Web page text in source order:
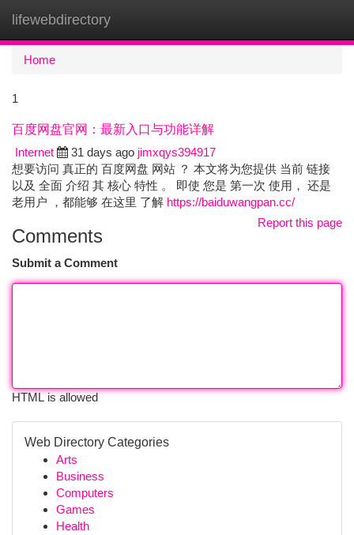
lifewebdirectory
Home
1
百度网盘官网：最新入口与功能详解
Internet
31 days ago jimxqys394917
想要访问 真正的 百度网盘 网站 ？ 本文将为您提供 当前 链接
以及 全面 介绍 其 核心 特性 。 即使 您是 第一次 使用， 还是
老用户 ，都能够 在这里 了解 https://baiduwangpan.cc/
Report this page
Comments
Submit a Comment
HTML is allowed
Web Directory Categories
Arts
Business
Computers
Games
Health